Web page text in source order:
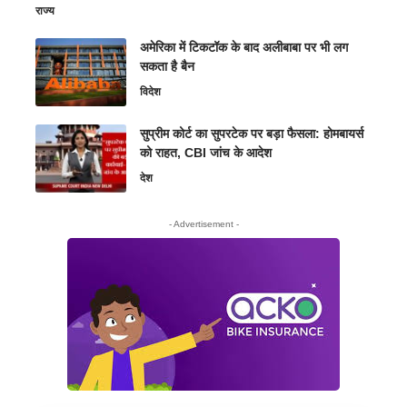
राज्य
अमेरिका में टिकटॉक के बाद अलीबाबा पर भी लग
सकता है बैन
विदेश
सुप्रीम कोर्ट का सुपरटेक पर बड़ा फैसला: होमबायर्स
को राहत, CBI जांच के आदेश
देश
- Advertisement -